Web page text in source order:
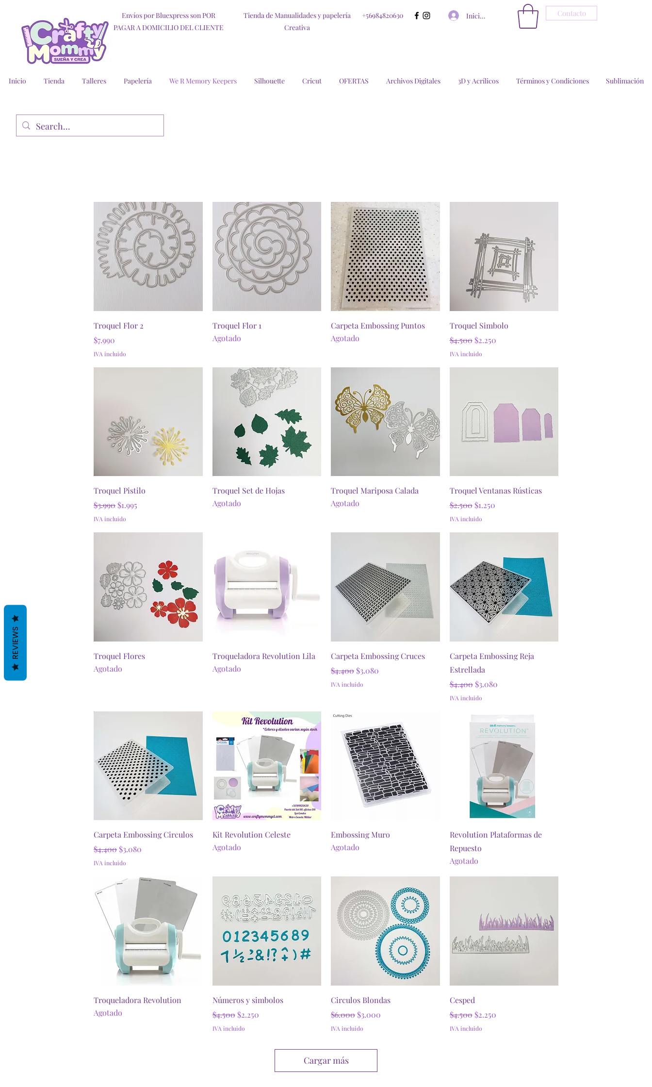
Envíos por Bluexpress son POR
PAGAR A DOMICILIO DEL CLIENTE
Tienda de Manualidades y papelería
Creativa
+56984820630 Iniciar sesión Contacto
Inicio Tienda Talleres Papelería We R Memory Keepers Silhouette Cricut OFERTAS Archivos Digitales 3D y Acrílicos Términos y Condiciones Sublimación
Vista rápida
Troquel Flor 2
Precio
$7.990
IVA incluido
Vista rápida
Troquel Flor 1
Agotado
Vista rápida
Carpeta Embossing Puntos
Agotado
Vista rápida
Troquel Simbolo
Precio
$4.500 Precio de oferta
$2.250
IVA incluido
Vista rápida
Troquel Pistilo
Precio
$3.990 Precio de oferta
$1.995
IVA incluido
Vista rápida
Troquel Set de Hojas
Agotado
Vista rápida
Troquel Mariposa Calada
Agotado
Vista rápida
Troquel Ventanas Rústicas
Precio
$2.500 Precio de oferta
$1.250
IVA incluido
Vista rápida
Troquel Flores
Agotado
Vista rápida
Troqueladora Revolution Lila
Agotado
Vista rápida
Carpeta Embossing Cruces
Precio
$4.400 Precio de oferta
$3.080
IVA incluido
Vista rápida
Carpeta Embossing Reja
Estrellada
Precio
$4.400 Precio de oferta
$3.080
IVA incluido
Vista rápida
Carpeta Embossing Circulos
Precio
$4.400 Precio de oferta
$3.080
IVA incluido
Vista rápida
Kit Revolution Celeste
Agotado
Vista rápida
Embossing Muro
Agotado
Vista rápida
Revolution Plataformas de
Repuesto
Agotado
Vista rápida
Troqueladora Revolution
Agotado
Vista rápida
Números y simbolos
Precio
$4.500 Precio de oferta
$2.250
IVA incluido
Vista rápida
Circulos Blondas
Precio
$6.000 Precio de oferta
$3.000
IVA incluido
Cesped
Precio
$4.500 Precio de oferta
$2.250
IVA incluido
Cargar más
REVIEWS